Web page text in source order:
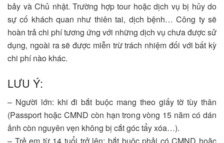
bảy và Chủ nhật. Trường hợp tour hoặc dịch vụ bị hủy do
sự cố khách quan như thiên tai, dịch bệnh… Công ty sẽ
hoàn trả chi phí tương ứng với những dịch vụ chưa được sử
dụng, ngoài ra sẽ được miễn trừ trách nhiệm đối với bất kỳ
chi phí nào khác.
LƯU Ý:
– Người lớn: khi đi bắt buộc mang theo giấy tờ tùy thân
(Passport hoặc CMND còn hạn trong vòng 15 năm có dán
ảnh còn nguyên vẹn không bị cắt góc tẩy xóa…).